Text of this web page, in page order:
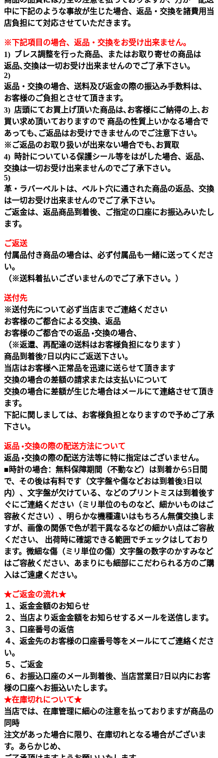
中に下記のような事故が生じた場合、返品・交換を諸費用当
店負担にて対応させていただきます。
※下記項目の場合、返品・交換をお受け出来ません｡
1) ブレス調整を行った商品、またはお取り寄せの商品は
返品､交換は一切お受け出来ませんのでご了承下さい。
2)
返品・交換の場合、送料及び返金の際の振込み手数料は、
お客様のご負担とさせて頂きます。
3) 店頭にてお買上げ頂いた商品は､お客様にご納得の上､お
買い求め頂いておりますので 商品の性質上いかなる場合で
あっても､ご返品はお受けできませんのでご注意下さい｡
※ご返品のお取り扱いが出来ない場合でも､お買取
4) 時計についている保護シール等をはがした場合、返品、
交換は一切お受け出来ませんのでご了承下さい。
5)
革・ラバーベルトは、ベルト穴に通された商品の返品、交換
は一切お受け出来ませんのでご了承下さい。
ご返金は、返品商品到着後、ご指定の口座にお振込みいたし
ます。
ご返送
付属品付き商品の場合は、必ず付属品も一緒に送ってくださ
い。
（※送料着払いございませんのでご了承下さい。）
送付先
※送付先について必ず当店までご連絡ください
お客様のご都合による交換、返品
お客様のご都合での返品 •交換の場合、
（※返還、再配達の送料はお客様負担になります ）
商品到着後7日以内にご返送下さい。
当店はお客様へ正常品を迅速に送らせて頂きます
交換の場合の差額の請求または支払いについて
交換の場合に差額が生じた場合はメールにて連絡させて頂き
ます。
下記に関しましては、お客様負担となりますので予めご了承
下さい。
返品 •交換の際の配送方法について
返品 •交換の際の配送方法等に特に指定はございません。
■時計の場合：無料保障期間（不動など）は到着から5日間
で、その後は有料です（文字盤や傷などおは到着後3日以
内）、文字盤が欠けている、などのプリントミスは到着後す
ぐにご連絡ください（ミリ単位のものなど、細かいものはご
容赦ください）、明らかな機種違いはもちろん無償交換しま
すが、画像の関係で色が若干異なるなどの細かい点はご容赦
ください、 出荷時に確認できる範囲でチェックはしており
ます。微細な傷（ミリ単位の傷）文字盤の数字のかすみなど
はご容赦ください、あまりにも細部にこだわられる方のご購
入はご遠慮ください。
★ご返金の流れ★
１、返金金額のお知らせ
２、当店より返金金額をお知らせするメールを送信します。
３、口座番号の返信
４、返金先のお客様の口座番号等をメールにてご連絡くださ
い。
５、ご返金
６、お振込口座のメール到着後、当店営業日7日以内にお客
様の口座へお振込いたします。
★在庫切れについて★
当店では、在庫管理に細心の注意を払っておりますが商品の
同時
注文があった場合に限り、在庫切れとなる場合がございま
す。あらかじめ、